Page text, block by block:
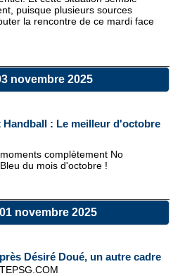
puisque plusieurs sources
la rencontre de ce mardi face
novembre 2025
Handball : Le meilleur d'octobre
complètement No
du mois d'octobre !
novembre 2025
Désiré Doué, un autre cadre